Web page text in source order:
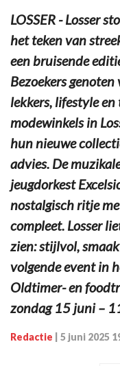
LOSSER - Losser
het teken van
een bruisende
Bezoekers
lekkers, lifestyle
modewinkels in
hun nieuwe
advies. De
jeugdorkest
nostalgisch ritje
compleet. Losser
zien: stijlvol,
volgende event in
Oldtimer- en
zondag 15 juni –
Redactie 5 juni 2025